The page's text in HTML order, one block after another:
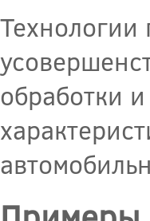
Технологии
обработки